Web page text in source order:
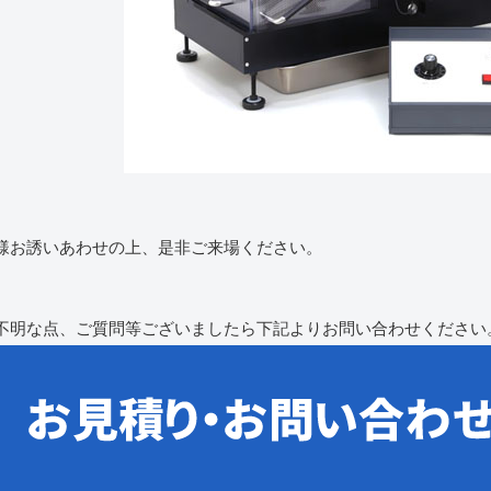
お誘いあわせの上、是非ご来場ください。
明な点、ご質問等ございましたら下記よりお問い合わせください